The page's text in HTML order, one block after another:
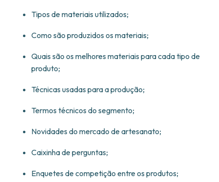
Tipos de materiais utilizados;
Como são produzidos os materiais;
Quais são os melhores materiais para cada tipo de
produto;
Técnicas usadas para a produção;
Termos técnicos do segmento;
Novidades do mercado de artesanato;
Caixinha de perguntas;
Enquetes de competição entre os produtos;